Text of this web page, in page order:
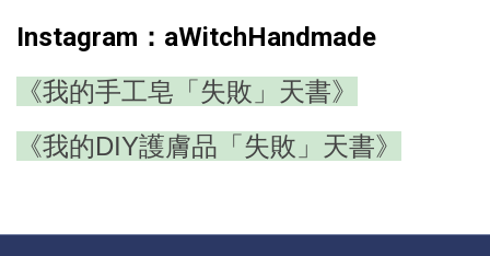
Instagram： aWitchHandmade
《我的手工皂「失敗」天書》
《我的DIY護膚品「失敗」天書》